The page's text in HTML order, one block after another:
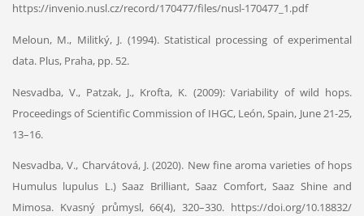
https://invenio.nusl.cz/record/170477/files/nusl-170477_1.pdf
Meloun, M., Militký, J. (1994). Statistical processing of experimental
data. Plus, Praha, pp. 52.
Nesvadba, V., Patzak, J., Krofta, K. (2009): Variability of wild hops.
Proceedings of Scientific Commission of IHGC, León, Spain, June 21-25,
13–16.
Nesvadba, V., Charvátová, J. (2020). New fine aroma varieties of hops
Humulus lupulus L.) Saaz Brilliant, Saaz Comfort, Saaz Shine and
Mimosa. Kvasný průmysl, 66(4), 320–330. https://doi.org/10.18832/